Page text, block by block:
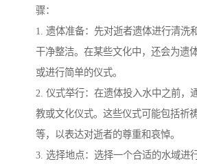
骤：
1. 遗体准备：先对逝者遗体进行清洗
干净整洁。在某些文化中，还会为遗
或进行简单的仪式。
2. 仪式举行：在遗体投入水中之前，
教或文化仪式。这些仪式可能包括祈
等，以表达对逝者的尊重和哀悼。
3. 选择地点：选择一个合适的水域进